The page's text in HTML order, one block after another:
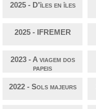
2025 - D'îles en îles
2025 - IFREMER
2023 - A viagem dos
papeis
2022 - Sols majeurs